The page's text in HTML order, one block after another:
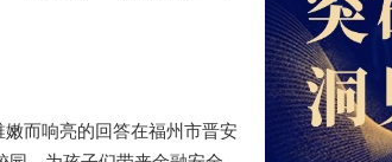
而响亮的回答在福州市晋安